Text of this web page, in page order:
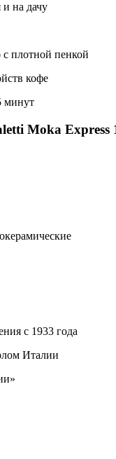
на дачу
плотной пенкой
кофе
минут
Moka
с 1933 года
Италии